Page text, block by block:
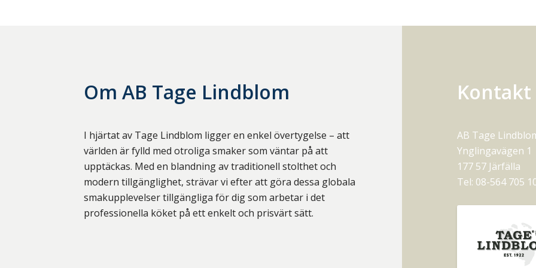
Om AB Tage Lindblom
I hjärtat av Tage Lindblom ligger en enkel övertygelse – att
världen är fylld med otroliga smaker som väntar på att
upptäckas. Med en blandning av traditionell stolthet och
modern tillgänglighet, strävar vi efter att göra dessa globala
smakupplevelser tillgängliga för dig som arbetar i det
professionella köket på ett enkelt och prisvärt sätt.
Kontakt
AB Tage
Ynglingavägen 1
177 57 Järfälla
Tel: 08-564 705